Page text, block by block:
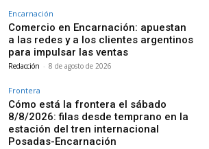
Encarnación
Comercio en Encarnación: apuestan
a las redes y a los clientes argentinos
para impulsar las ventas
Redacción - 8 de agosto de 2026
Frontera
Cómo está la frontera el sábado
8/8/2026: filas desde temprano en la
estación del tren internacional
Posadas-Encarnación